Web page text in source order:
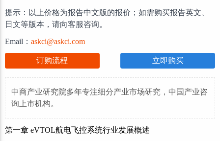
提示：以上价格为报告中文版的报价；如需购买报告英文、
日文等版本，请向客服咨询。
Email： askci@askci.com
订购流程 立即购买
中商产业研究院多年专注细分产业市场研究，中国产业咨
询上市机构。
第一章 eVTOL航电飞控系统行业发展概述